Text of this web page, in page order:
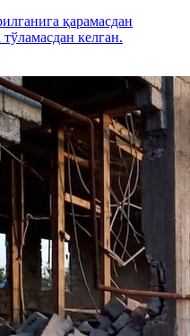
қарамасдан
келган.